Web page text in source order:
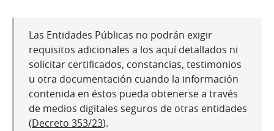
Las Entidades Públicas no podrán exigir
requisitos adicionales a los aquí detallados ni
solicitar certificados, constancias, testimonios
u otra documentación cuando la información
contenida en éstos pueda obtenerse a través
de medios digitales seguros de otras entidades
(Decreto 353/23).